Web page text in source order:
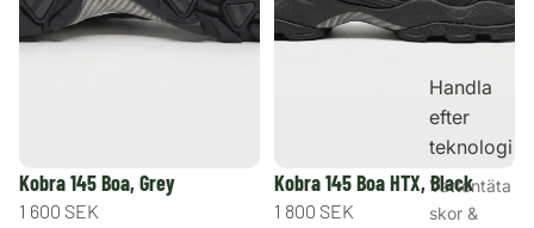
Outlet
Handla
efter
teknologi
Vattentäta
skor &
Kobra 145 Boa, Grey
1 600 SEK
Kobra 145 Boa HTX, Black
1 800 SEK